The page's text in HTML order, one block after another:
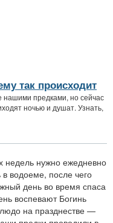
так происходит
предками, но сейчас
ночью и душат. Узнать,
недель нужно ежедневно
водоеме, после чего
день во время спаса
воспевают Богинь
на празднестве —